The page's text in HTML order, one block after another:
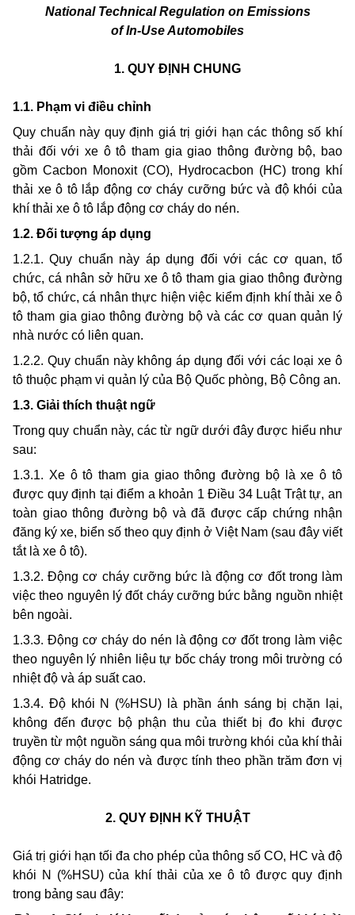
National Technical Regulation on Emissions
of In-Use Automobiles
1. QUY ĐỊNH CHUNG
1.1. Phạm vi điều chỉnh
Quy chuẩn này quy định giá trị giới hạn các thông số khí
thải đối với xe ô tô tham gia giao thông đường bộ, bao
gồm Cacbon Monoxit (CO), Hydrocacbon (HC) trong khí
thải xe ô tô lắp động cơ cháy cưỡng bức và độ khói của
khí thải xe ô tô lắp động cơ cháy do nén.
1.2. Đối tượng áp dụng
1.2.1. Quy chuẩn này áp dụng đối với các cơ quan, tổ
chức, cá nhân sở hữu xe ô tô tham gia giao thông đường
bộ, tổ chức, cá nhân thực hiện việc kiểm định khí thải xe ô
tô tham gia giao thông đường bộ và các cơ quan quản lý
nhà nước có liên quan.
1.2.2. Quy chuẩn này không áp dụng đối với các loại xe ô
tô thuộc phạm vi quản lý của Bộ Quốc phòng, Bộ Công an.
1.3. Giải thích thuật ngữ
Trong quy chuẩn này, các từ ngữ dưới đây được hiểu như
sau:
1.3.1. Xe ô tô tham gia giao thông đường bộ là xe ô tô
được quy định tại điểm a khoản 1 Điều 34 Luật Trật tự, an
toàn giao thông đường bộ và đã được cấp chứng nhận
đăng ký xe, biển số theo quy định ở Việt Nam (sau đây viết
tắt là xe ô tô).
1.3.2. Động cơ cháy cưỡng bức là động cơ đốt trong làm
việc theo nguyên lý đốt cháy cưỡng bức bằng nguồn nhiệt
bên ngoài.
1.3.3. Động cơ cháy do nén là động cơ đốt trong làm việc
theo nguyên lý nhiên liệu tự bốc cháy trong môi trường có
nhiệt độ và áp suất cao.
1.3.4. Độ khói N (%HSU) là phần ánh sáng bị chặn lại,
không đến được bộ phận thu của thiết bị đo khi được
truyền từ một nguồn sáng qua môi trường khói của khí thải
động cơ cháy do nén và được tính theo phần trăm đơn vị
khói Hatridge.
2. QUY ĐỊNH KỸ THUẬT
Giá trị giới hạn tối đa cho phép của thông số CO, HC và độ
khói N (%HSU) của khí thải của xe ô tô được quy định
trong bảng sau đây: